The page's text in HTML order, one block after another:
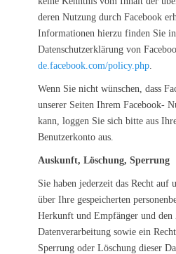
deren Nutzung durch Facebook
Informationen hierzu finden Sie
Datenschutzerklärung von
de.facebook.com/policy.php.
Wenn Sie nicht wünschen, dass
unserer Seiten Ihrem Facebook-
kann, loggen Sie sich bitte aus
Benutzerkonto aus.
Auskunft, Löschung, Sperrung
Sie haben jederzeit das Recht auf
über Ihre gespeicherten
Herkunft und Empfänger und den
Datenverarbeitung sowie ein
Sperrung oder Löschung dieser